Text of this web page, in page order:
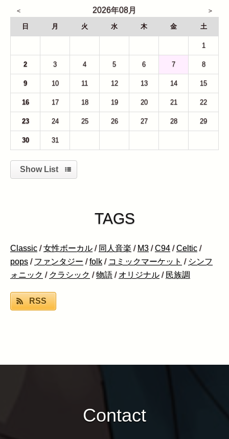
2026年08月
日 月 火 水 木 金 土
1
2 3 4 5 6 7 8
9 10 11 12 13 14 15
16 17 18 19 20 21 22
23 24 25 26 27 28 29
30 31
Show List
TAGS
Classic /女性ボーカル / 同人音楽 / M3 /C94 /Celtic /
pops / ファンタジー /folk / コミックマーケット / シンフ
ォニック / クラシック /物語 / オリジナル / 民族調
RSS
Contact